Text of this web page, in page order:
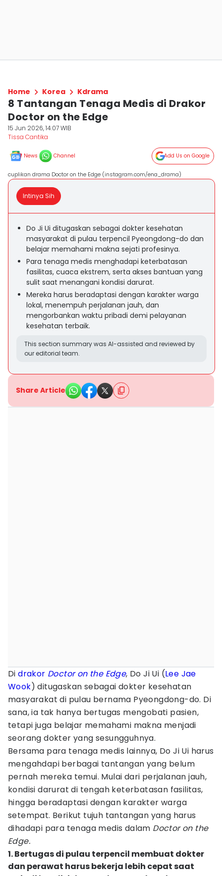
Home Korea Kdrama
8 Tantangan Tenaga Medis di Drakor
Doctor on the Edge
15 Jun 2026, 14:07 WIB
Tissa Cantika
News Channel Add Us on Google
cuplikan drama Doctor on the Edge (instagram.com/ena_drama)
Intinya Sih
Do Ji Ui ditugaskan sebagai dokter kesehatan
masyarakat di pulau terpencil Pyeongdong-do dan
belajar memahami makna sejati profesinya.
Para tenaga medis menghadapi keterbatasan
fasilitas, cuaca ekstrem, serta akses bantuan yang
sulit saat menangani kondisi darurat.
Mereka harus beradaptasi dengan karakter warga
lokal, menempuh perjalanan jauh, dan
mengorbankan waktu pribadi demi pelayanan
kesehatan terbaik.
This section summary was AI-assisted and reviewed by
our editorial team.
Share Article
Didrakor Doctor on the Edge, Do Ji Ui (Lee Jae
Wook) ditugaskan sebagai dokter kesehatan
masyarakat di pulau bernama Pyeongdong-do. Di
sana, ia tak hanya bertugas mengobati pasien,
tetapi juga belajar memahami makna menjadi
seorang dokter yang sesungguhnya.
Bersama para tenaga medis lainnya, Do Ji Ui harus
mengahdapi berbagai tantangan yang belum
pernah mereka temui. Mulai dari perjalanan jauh,
kondisi darurat di tengah keterbatasan fasilitas,
hingga beradaptasi dengan karakter warga
setempat. Berikut tujuh tantangan yang harus
dihadapi para tenaga medis dalam Doctor on the
Edge.
1. Bertugas di pulau terpencil membuat dokter
dan perawat harus bekerja lebih cepat saat